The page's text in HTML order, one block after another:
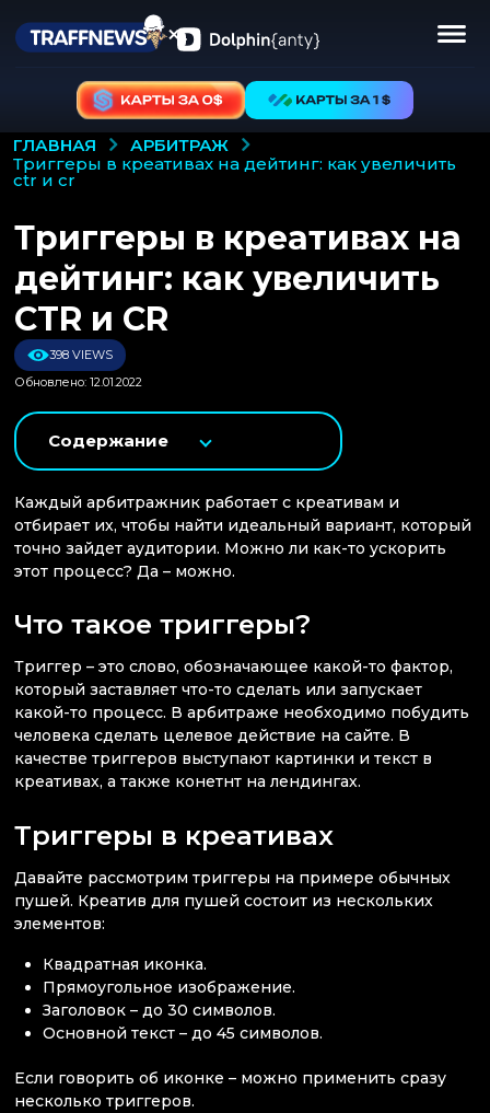
ГЛАВНАЯ
АРБИТРАЖ
триггеры в креативах на дейтинг: как увеличить
ctr и cr
Триггеры в креативах на
дейтинг: как увеличить
CTR и CR
398 VIEWS
Обновлено: 12.01.2022
Содержание
Каждый арбитражник работает с креативам и
отбирает их, чтобы найти идеальный вариант, который
точно зайдет аудитории. Можно ли как-то ускорить
этот процесс? Да – можно.
Что такое триггеры?
Триггер – это слово, обозначающее какой-то фактор,
который заставляет что-то сделать или запускает
какой-то процесс. В арбитраже необходимо побудить
человека сделать целевое действие на сайте. В
качестве триггеров выступают картинки и текст в
креативах, а также конетнт на лендингах.
Триггеры в креативах
Давайте рассмотрим триггеры на примере обычных
пушей. Креатив для пушей состоит из нескольких
элементов:
Квадратная иконка.
Прямоугольное изображение.
Заголовок – до 30 символов.
Основной текст – до 45 символов.
Если говорить об иконке – можно применить сразу
несколько триггеров.